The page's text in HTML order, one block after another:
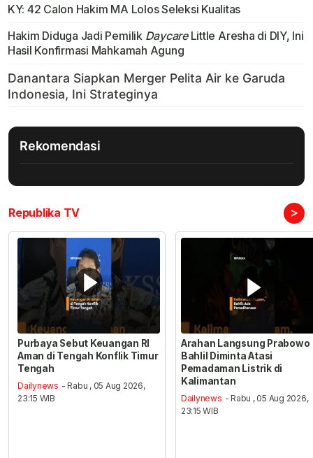
KY: 42 Calon Hakim MA Lolos Seleksi Kualitas
Hakim Diduga Jadi Pemilik DaycareLittle Aresha di DIY, Ini
Hasil Konfirmasi Mahkamah Agung
Rekomendasi
Republika TV >
Purbaya Sebut Keuangan RI
Aman di Tengah Konflik Timur
Tengah
Dailynews - Rabu , 05 Aug 2026,
23:15 WIB
Arahan Langsung Prabowo
Bahlil Diminta Atasi
Pemadaman Listrik di
Kalimantan
Dailynews - Rabu , 05 Aug 2026,
23:15 WIB